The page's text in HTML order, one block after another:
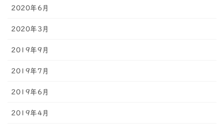
2020年6月
2020年3月
2019年9月
2019年7月
2019年6月
2019年4月